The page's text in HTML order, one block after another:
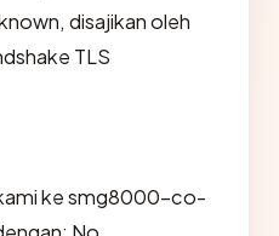
disajikan oleh
TLS
ke smg8000-co-